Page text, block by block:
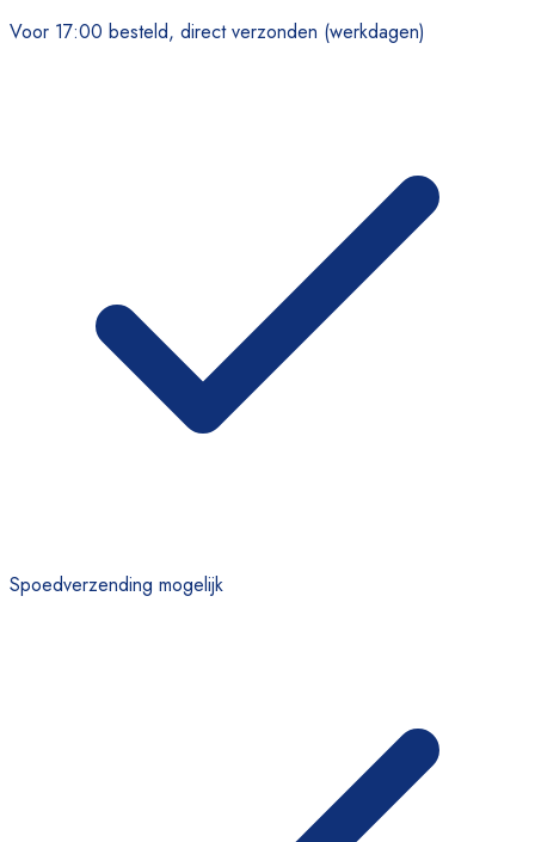
Voor 17:00 besteld, direct verzonden (werkdagen)
Spoedverzending mogelijk